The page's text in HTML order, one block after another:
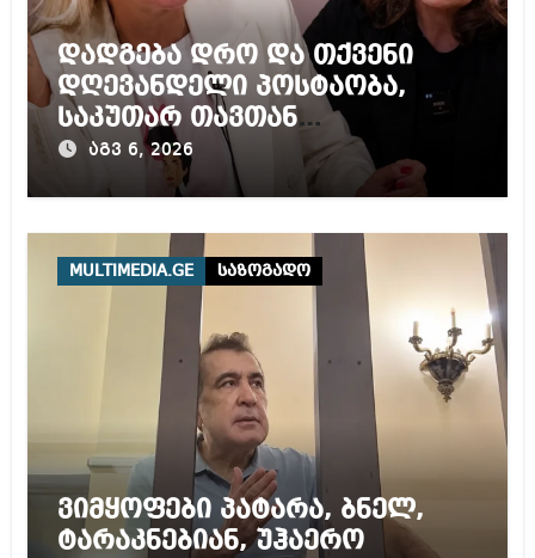
დადგება დრო და თქვენი
დღევანდელი პოსტაობა,
საკუთარ თავთან
შეგარცხვენთ – ეკა კუპატაძე
ნანუკა ჟორჟოლიანს
აგვ 6, 2026
MULTIMEDIA.GE საზოგადო
ვიმყოფები პატარა, ბნელ,
ტარაკნებიან, უჰაერო